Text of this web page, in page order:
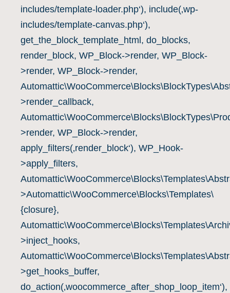
includes/template-loader.php‘), include(‚wp-
includes/template-canvas.php‘),
get_the_block_template_html, do_blocks,
render_block, WP_Block->render, WP_Block-
>render, WP_Block->render,
>render_callback,
>render, WP_Block->render,
apply_filters(‚render_block‘), WP_Hook-
>apply_filters,
>Automattic\WooCommerce\Blocks\Templates\
{closure},
>inject_hooks,
>get_hooks_buffer,
do_action(‚woocommerce_after_shop_loop_item‘),